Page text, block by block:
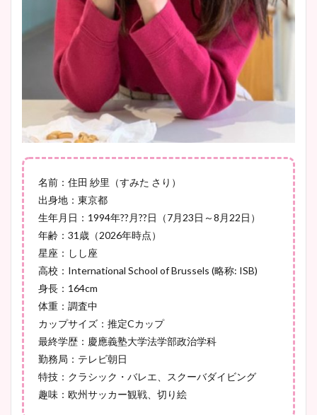
豊島実季アナのカップ画像ま
とめ！美脚や水着姿に年齢も
調査！
宇賀神メグアナのニット画像
まとめ！足も美脚でカップも
池谷実悠アナのメガネ画像が
かわいい！カップや水着姿も
名前：住田 紗里（すみた さり）
出身地：東京都
生年月日：1994年??月??日（7月23日～8月22日）
年齢：31歳（2026年時点）
星座：しし座
高校：International School of Brussels (略称: ISB)
身長：164cm
体重：調査中
カップサイズ：推定Cカップ
最終学歴：慶應義塾大学法学部政治学科
勤務局：テレビ朝日
特技：クラシック・バレエ、スクーバダイビング
趣味：欧州サッカー観戦、切り絵